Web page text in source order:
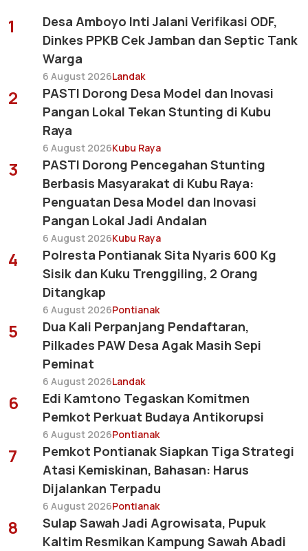
1
Desa Amboyo Inti Jalani Verifikasi ODF,
Dinkes PPKB Cek Jamban dan Septic Tank
Warga
6 August 2026Landak
2
PASTI Dorong Desa Model dan Inovasi
Pangan Lokal Tekan Stunting di Kubu
Raya
6 August 2026Kubu Raya
3
PASTI Dorong Pencegahan Stunting
Berbasis Masyarakat di Kubu Raya:
Penguatan Desa Model dan Inovasi
Pangan Lokal Jadi Andalan
6 August 2026Kubu Raya
4
Polresta Pontianak Sita Nyaris 600 Kg
Sisik dan Kuku Trenggiling, 2 Orang
Ditangkap
6 August 2026Pontianak
5
Dua Kali Perpanjang Pendaftaran,
Pilkades PAW Desa Agak Masih Sepi
Peminat
6 August 2026Landak
6
Edi Kamtono Tegaskan Komitmen
Pemkot Perkuat Budaya Antikorupsi
6 August 2026Pontianak
7
Pemkot Pontianak Siapkan Tiga Strategi
Atasi Kemiskinan, Bahasan: Harus
Dijalankan Terpadu
6 August 2026Pontianak
8
Sulap Sawah Jadi Agrowisata, Pupuk
Kaltim Resmikan Kampung Sawah Abadi